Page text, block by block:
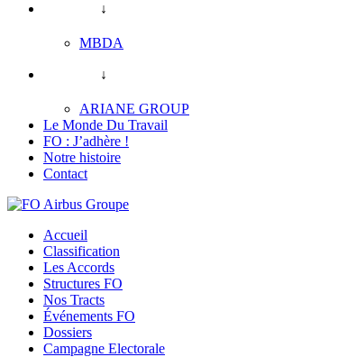
↓
MBDA
↓
ARIANE GROUP
Le Monde Du Travail
FO : J’adhère !
Notre histoire
Contact
Accueil
Classification
Les Accords
Structures FO
Nos Tracts
Événements FO
Dossiers
Campagne Electorale